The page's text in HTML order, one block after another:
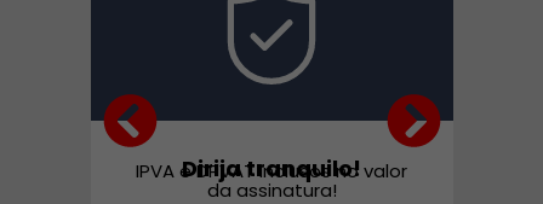
Dirija tranquilo!
IPVA e DPVAT inclusos no valor
da assinatura!